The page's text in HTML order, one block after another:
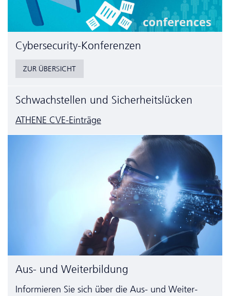
Cyber­security-Konferenzen
ZUR ÜBERSICHT
Schwachstellen und Sicherheitslücken
ATHENE CVE-Einträge
Aus- und Weiterbildung
Informieren Sie sich über die Aus- und Weiter­